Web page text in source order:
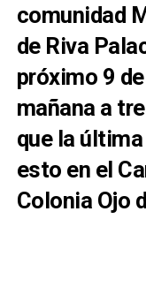
comunidad
de Riva
próximo 9
mañana a
que la
esto en el
Colonia Ojo